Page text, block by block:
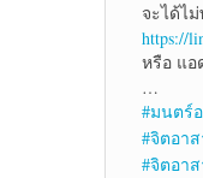
จะได้ไ
https://
หรือ แอ
…
#มนตร์
#จิตอา
#จิตอาส